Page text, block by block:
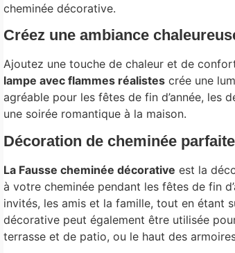
cheminée décorative.
Créez une ambiance
Ajoutez une touche de chaleur et de
lampe avec flammes réalistes crée une
agréable pour les fêtes de fin d’année, les
une soirée romantique à la maison.
Décoration de cheminée
La Fausse cheminée décorative est la
à votre cheminée pendant les fêtes de fin
invités, les amis et la famille, tout en étant
décorative peut également être utilisée
terrasse et de patio, ou le haut des